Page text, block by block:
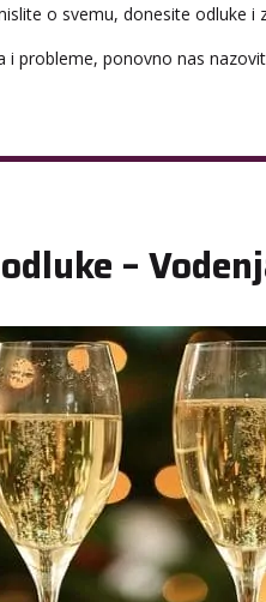
o svemu, donesite odluke i
i probleme, ponovno nas
–